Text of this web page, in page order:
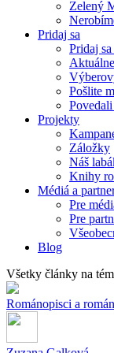
Zelený
Pridaj sa
Pridaj
Pošlite
Projekty
Záložky
Náš
Knihy
Médiá a
Pre
Pre
Blog
Všetky články na
Románopisci a